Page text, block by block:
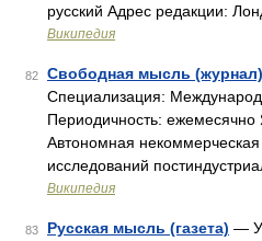
русский Адрес редакции:
Википедия
82 Свободная мысль (журнал)
Специализация:
Периодичность: ежемесячно
Автономная
исследований
Википедия
83 Русская мысль (газета) — У